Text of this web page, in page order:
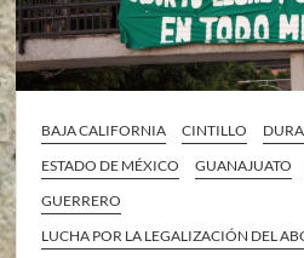
BAJA CALIFORNIA CINTILLO
ESTADO DE MÉXICO
GUANAJUATO
GUERRERO
LUCHA POR LA LEGALIZACIÓN DEL